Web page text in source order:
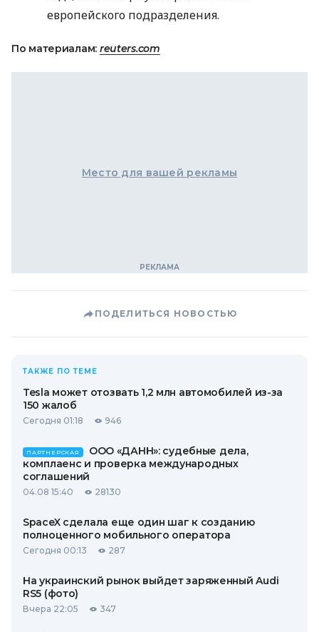
европейского подразделения.
По материалам: reuters.com
Место для вашей рекламы
ПОДЕЛИТЬСЯ НОВОСТЬЮ
ТАКЖЕ ПО ТЕМЕ
Tesla может отозвать 1,2 млн автомобилей из-за
150 жалоб
Сегодня 01:18 946
ПАРТНЕРСКАЯ
ООО «ДАНН»: судебные дела,
комплаенс и проверка международных
соглашений
04.08 15:40 28130
SpaceX сделала еще один шаг к созданию
полноценного мобильного оператора
Сегодня 00:13 287
На украинский рынок выйдет заряженный Audi
RS5 (фото)
Вчера 22:05 347